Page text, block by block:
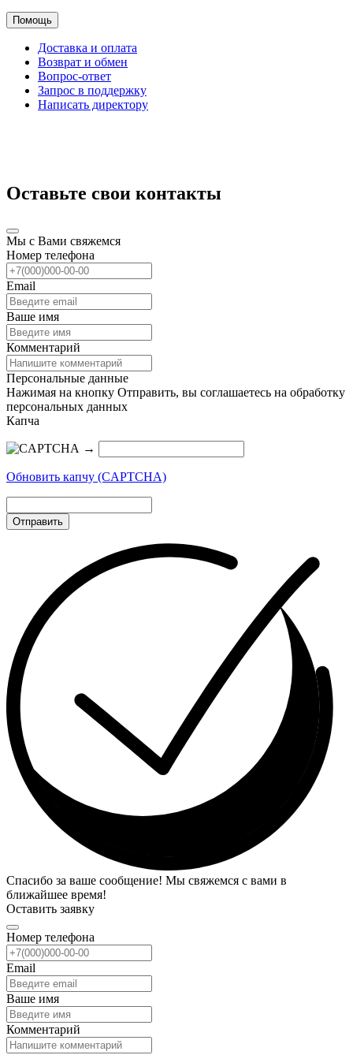
Помощь
Доставка и оплата
Возврат и обмен
Вопрос-ответ
Запрос в поддержку
Написать директору
Оставьте свои контакты
Мы с Вами свяжемся
Номер телефона
Email
Ваше имя
Комментарий
Персональные данные
Нажимая на кнопку Отправить, вы соглашаетесь на обработку
персональных данных
Капча
→
Обновить капчу (CAPTCHA)
Отправить
Спасибо за ваше сообщение! Мы свяжемся с вами в
ближайшее время!
Оставить заявку
Номер телефона
Email
Ваше имя
Комментарий